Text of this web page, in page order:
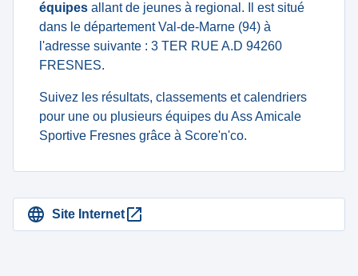
équipes allant de jeunes à regional. Il est situé
dans le département Val-de-Marne (94) à
l'adresse suivante : 3 TER RUE A.D 94260
FRESNES.
Suivez les résultats, classements et calendriers
pour une ou plusieurs équipes du Ass Amicale
Sportive Fresnes grâce à Score'n'co.
Site Internet